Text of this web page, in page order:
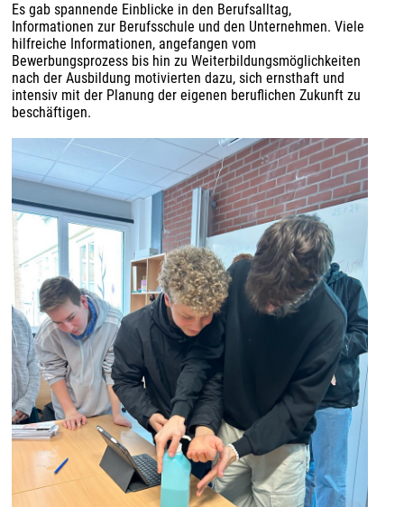
Es gab spannende Einblicke in den Berufsalltag,
Informationen zur Berufsschule und den Unternehmen. Viele
hilfreiche Informationen, angefangen vom
Bewerbungsprozess bis hin zu Weiterbildungsmöglichkeiten
nach der Ausbildung motivierten dazu, sich ernsthaft und
intensiv mit der Planung der eigenen beruflichen Zukunft zu
beschäftigen.